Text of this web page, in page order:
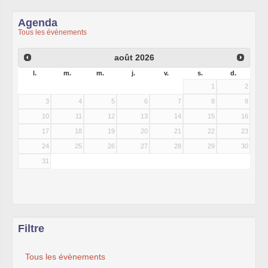
Agenda
Tous les événements
août 2026
l. m. m. j. v. s.
d.
1
2
3 4 5 6 7 8 9
10 11 12 13 14 15 16
17 18 19 20 21 22 23
24 25 26 27 28 29 30
31
Filtre
Tous les évènements